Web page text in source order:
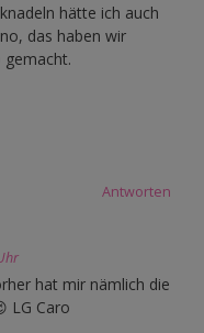
hätte ich auch
das haben wir
gemacht.
Antworten
hat mir nämlich die
LG Caro